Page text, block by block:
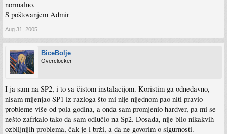
normalno.
S poštovanjem Admir
Aug 31, 2005
BiceBolje
Overclocker
I ja sam na SP2, i to sa čistom instalacijom. Koristim ga odnedavno,
nisam mijenjao SP1 iz razloga što mi nije nijednom pao niti pravio
probleme više od pola godina, a onda sam promjenio hardver, pa mi se
nešto zafrkalo tako da sam odlučio na Sp2. Dosada, nije bilo nikakvih
ozbiljnijih problema, čak je i brži, a da ne govorim o sigurnosti.